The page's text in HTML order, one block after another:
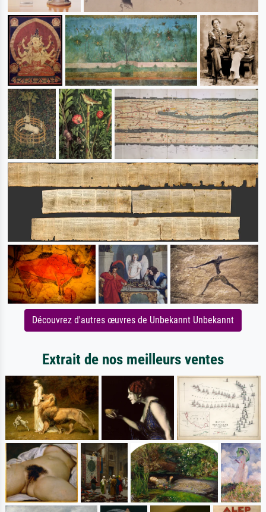
Découvrez d'autres œuvres de Unbekannt Unbekannt
Extrait de nos meilleurs ventes